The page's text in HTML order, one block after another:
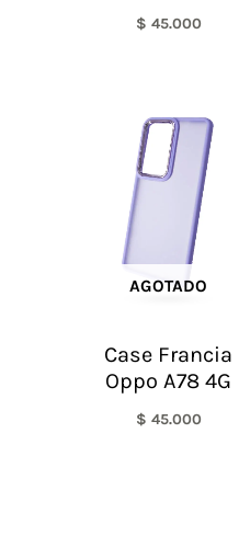
$ 45.000
AGOTADO
Case Francia
Oppo A78 4G
$ 45.000